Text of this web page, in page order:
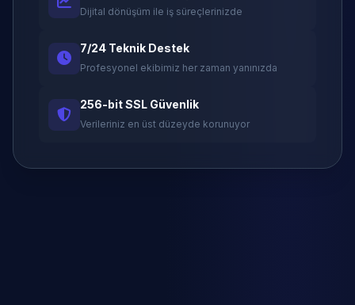
Dijital dönüşüm ile iş süreçlerinizde
7/24 Teknik Destek
Profesyonel ekibimiz her zaman yanınızda
256-bit SSL Güvenlik
Verileriniz en üst düzeyde korunuyor